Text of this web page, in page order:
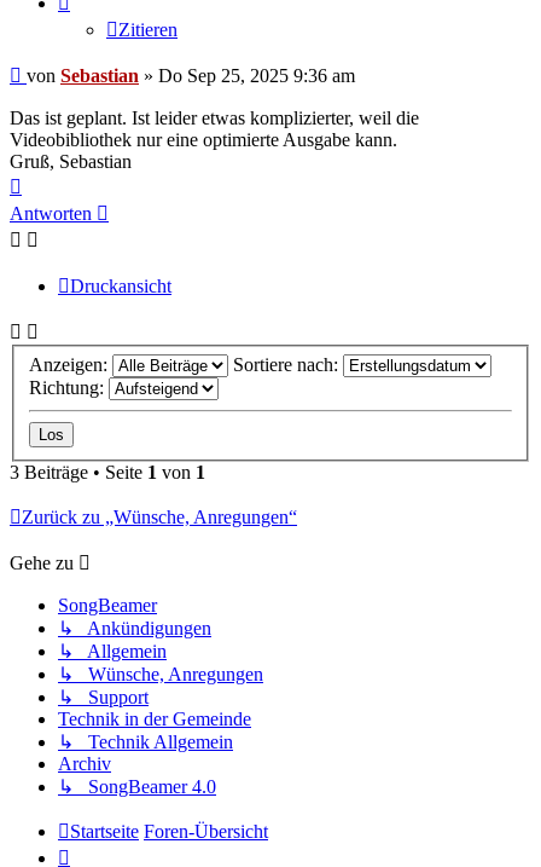
Zitieren
Beitrag
von Sebastian » Do Sep 25, 2025 9:36 am
Das ist geplant. Ist leider etwas komplizierter, weil die
Videobibliothek nur eine optimierte Ausgabe kann.
Gruß, Sebastian
oben
Antworten
Druckansicht
Anzeigen:
Sortiere nach:
Richtung:
3 Beiträge • Seite 1 von 1
Zurück zu „Wünsche, Anregungen“
Gehe zu
SongBeamer
↳ Ankündigungen
↳ Allgemein
↳ Wünsche, Anregungen
↳ Support
Technik in der Gemeinde
↳ Technik Allgemein
Archiv
↳ SongBeamer 4.0
Startseite Foren-Übersicht